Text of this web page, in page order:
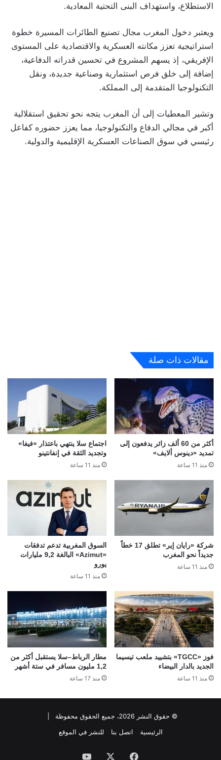
الاستطلاع، واستهداف البنى التحتية المعادية.
ويعتبر دخول المغرب مجال تصنيع الطائرات المسيرة خطوة
استراتيجية تعزز مكانته العسكرية والاقتصادية على المستوى
الإفريقي، إذ يسهم المشروع في تحسين قدراته الدفاعية،
إضافة إلى خلق فرص استثمارية وصناعية جديدة، ونقل
التكنولوجيا المتقدمة إلى المملكة.
وتشير المعطيات إلى أن المغرب يتجه نحو تحقيق استقلالية
أكبر في مجالي الدفاع والتكنولوجيا، مما يعزز حضوره كفاعل
رئيسي في سوق الصناعات العسكرية الإقليمية والدولية.
مقالات ذات صلة
أكثر من 60 ألف زائر يدفعون إلى
تمديد «دينوس ألايف»
منذ 11 ساعة
اجتماع سلا ينتهي باعتذار «فيفا»
وتجديد الثقة في إنفانتينو
منذ 11 ساعة
شركة «رايان إير» تطلق 17 خطاً
جديداً نحو المغرب
منذ 11 ساعة
السوق المغربية تدعم تدفقات
«Azimut» البالغة 9,2 مليارات
يورو
منذ 11 ساعة
فوز «TGCC» بتشييد ملعب تيسيما
الجديد بالدار البيضاء
منذ 11 ساعة
مطار الرباط–سلا يستقبل أكثر من
1,2 مليون مسافر في ستة أشهر
منذ 17 ساعة
© حقوق النشر 2026، جميع الحقوق محفوظة |
الرئيسية
اتصل بنا للنشر في الموقع
فيسبوك